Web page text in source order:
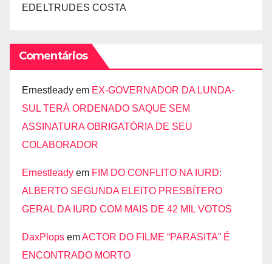
EDELTRUDES COSTA
Comentários
Ernestleady em EX-GOVERNADOR DA LUNDA-
SUL TERÁ ORDENADO SAQUE SEM
ASSINATURA OBRIGATÓRIA DE SEU
COLABORADOR
Ernestleady em FIM DO CONFLITO NA IURD:
ALBERTO SEGUNDA ELEITO PRESBÍTERO
GERAL DA IURD COM MAIS DE 42 MIL VOTOS
DaxPlops emACTOR DO FILME “PARASITA” É
ENCONTRADO MORTO